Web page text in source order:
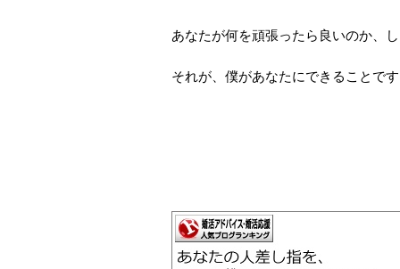
あなたが何を頑張ったら良いのか、
それが、僕があなたにできることで